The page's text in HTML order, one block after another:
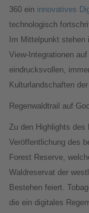
360 ein innovatives
technologisch
Im Mittelpunkt
View-Integrationen
eindrucksvollen,
Kulturlandschaften
Regenwaldtrail auf
Zu den Highlights
Veröffentlichung des
Forest Reserve,
Waldreservat der
Bestehen feiert.
die ein digitales